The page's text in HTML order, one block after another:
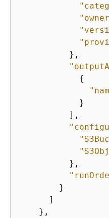
          },
{
            }
          ],
          },
        }
      ]
    },